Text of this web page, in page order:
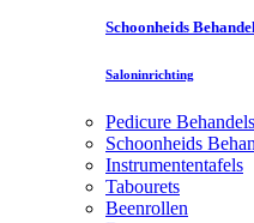
Schoonheids
Saloninrichting
Pedicure
Schoonheids
Instrumententafels
Tabourets
Beenrollen